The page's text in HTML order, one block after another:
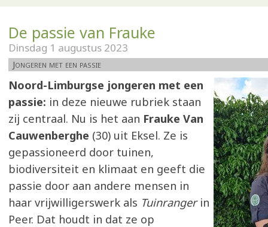
De passie van Frauke
Dinsdag 1 augustus 2023
Jongeren met een passie
Noord-Limburgse jongeren met een
passie: in deze nieuwe rubriek staan
zij centraal. Nu is het aan Frauke Van
Cauwenberghe (30) uit Eksel. Ze is
gepassioneerd door tuinen,
biodiversiteit en klimaat en geeft die
passie door aan andere mensen in
haar vrijwilligerswerk als Tuinranger in
Peer. Dat houdt in dat ze op